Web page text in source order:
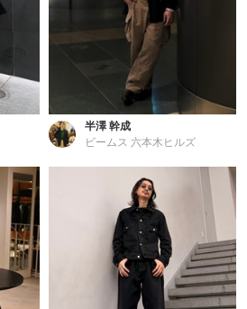
半澤 幹成
ビームス 六本木ヒルズ